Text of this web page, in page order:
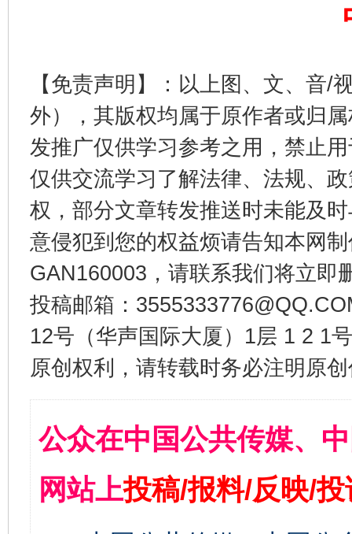
【免责声明】：以上图、文、音/
外），其版权均属于原作者或归
发推广仅供学习参考之用，禁止
仅供交流学习了解法律、法规、
权，部分文章转发推送时未能及
意侵犯到您的权益烦请告知本网
GAN160003，请联系我们将立即
投稿邮箱：
12号（华声国际大厦）1层 1 2 1
原创权利，请转载时务必注明原
公众在中国公共传媒、
网站上投稿/报料/反映/